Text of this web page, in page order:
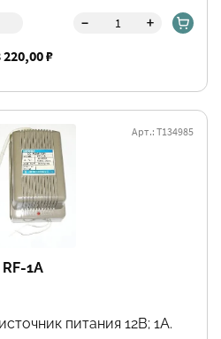
- +
220,00 ₽
RF-1A
Арт.: Т134985
питания 12В; 1А.